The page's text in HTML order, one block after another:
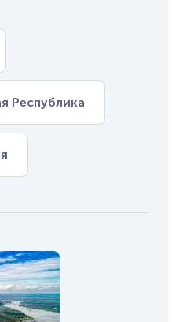
Республика